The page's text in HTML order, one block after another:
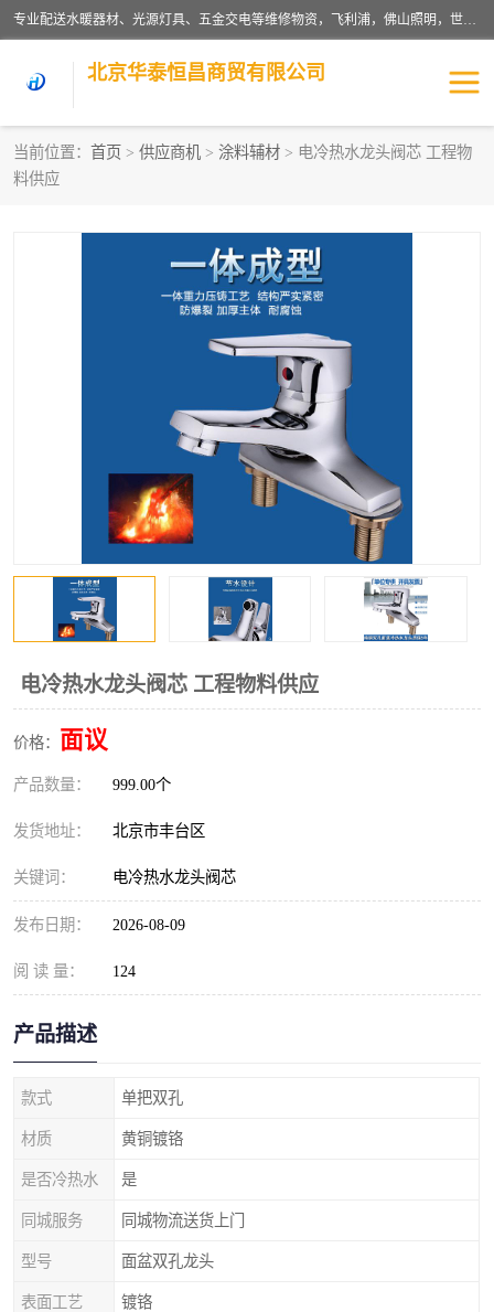
专业配送水暖器材、光源灯具、五金交电等维修物资，飞利浦，佛山照明，世达，博世，九牧，特陶等各产品涉及国内外知名品牌。公司专注与物业、学校、酒店、工厂等单位合作，提供一站式配送服务，降低客户综合成本。依托电子商务改变传统模式，以专业的团队为客户提供24H物资配送到达，货到月结、统一开票，便捷退换等服务，提高了企业的运营效率。
北京华泰恒昌商贸有限公司
当前位置： 首页 > 供应商机 > 涂料辅材 > 电冷热水龙头阀芯 工程物
料供应
电冷热水龙头阀芯 工程物料供应
价格： 面议
产品数量： 999.00个
发货地址： 北京市丰台区
关键词： 电冷热水龙头阀芯
发布日期： 2026-08-09
阅 读 量： 124
产品描述
款式 单把双孔
材质 黄铜镀铬
是否冷热水 是
同城服务 同城物流送货上门
型号 面盆双孔龙头
表面工艺 镀铬
水暖阀门
涂料辅材